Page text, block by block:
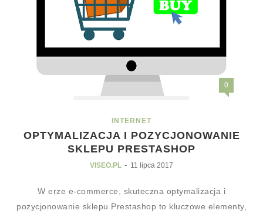
0
INTERNET
OPTYMALIZACJA I POZYCJONOWANIE
SKLEPU PRESTASHOP
VISEO.PL - 11 lipca 2017
W erze e-commerce, skuteczna optymalizacja i
pozycjonowanie sklepu Prestashop to kluczowe elementy,